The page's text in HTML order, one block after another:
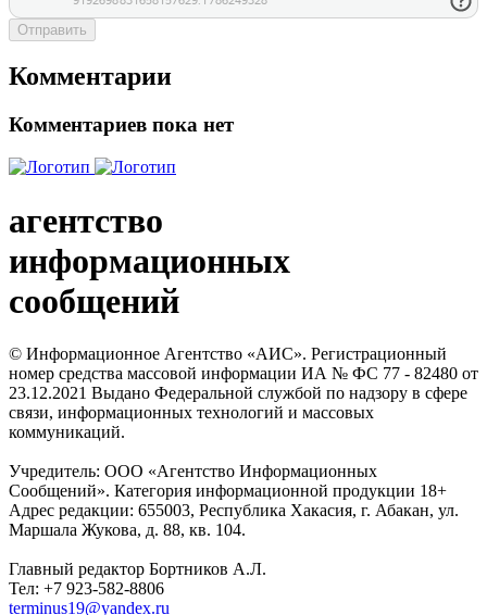
Отправить
Комментарии
Комментариев пока нет
агентство
информационных
сообщений
© Информационное Агентство «АИС». Регистрационный
номер средства массовой информации ИА № ФС 77 - 82480 от
23.12.2021 Выдано Федеральной службой по надзору в сфере
связи, информационных технологий и массовых
коммуникаций.
Учредитель: ООО «Агентство Информационных
Сообщений». Категория информационной продукции 18+
Адрес редакции: 655003, Республика Хакасия, г. Абакан, ул.
Маршала Жукова, д. 88, кв. 104.
Главный редактор Бортников А.Л.
Тел: +7 923-582-8806
terminus19@yandex.ru